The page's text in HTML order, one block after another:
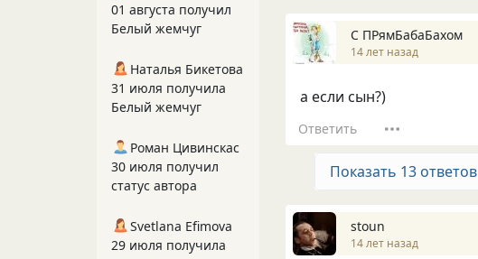
С ПРямБабаБахом
14 лет назад
а если сын?)
Ответить
Показать 13 ответов
stoun
14 лет назад
01 августа получил
Белый жемчуг
Наталья Бикетова
31 июля получила
Белый жемчуг
Роман Цивинскас
30 июля получил
статус автора
Svetlana Efimova
29 июля получила